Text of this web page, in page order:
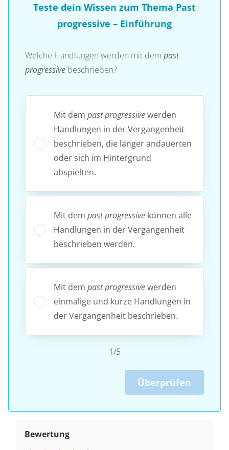
Teste dein Wissen zum Thema Past
progressive – Einführung
Welche Handlungen werden mit dem past
progressive beschrieben?
Mit dem past progressivewerden
Handlungen in der Vergangenheit
beschrieben, die länger andauerten
oder sich im Hintergrund
abspielten.
Mit dem past progressive können alle
Handlungen in der Vergangenheit
beschrieben werden.
Mit dem past progressivewerden
einmalige und kurze Handlungen in
der Vergangenheit beschrieben.
1/5
Überprüfen
Bewertung